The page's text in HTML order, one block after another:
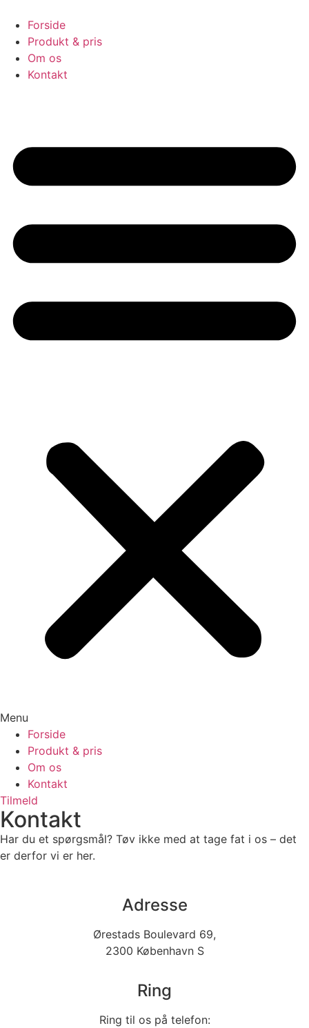
indhold
Forside
Produkt & pris
Om os
Kontakt
Menu
Forside
Produkt & pris
Om os
Kontakt
Tilmeld
Kontakt
Har du et spørgsmål? Tøv ikke med at tage fat i os – det
er derfor vi er her.
Adresse
Ørestads Boulevard 69,
2300 København S
Ring
Ring til os på telefon: